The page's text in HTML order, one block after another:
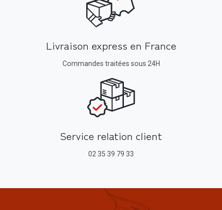
Livraison express en France
Commandes traitées sous 24H
Service relation client
02 35 39 79 33